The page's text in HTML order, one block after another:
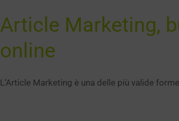
Article Marketing,
online
L’Article Marketing è una delle più valide